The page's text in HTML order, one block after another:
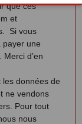
que ces
et
Si vous
payer une
d’en
les données de
ne vendons
Pour tout
nous